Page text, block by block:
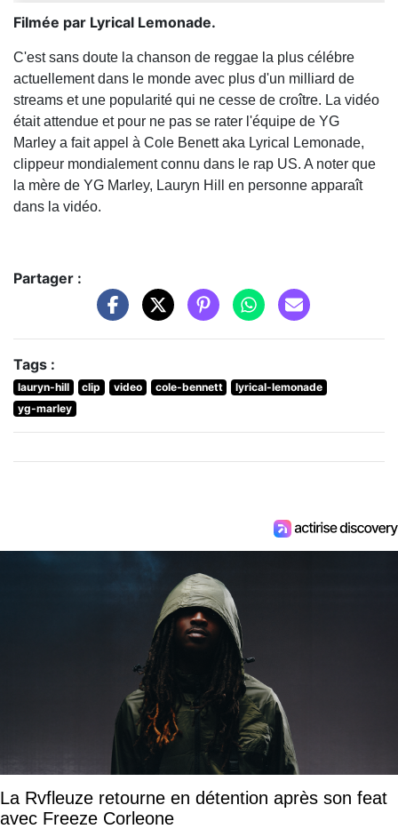
Filmée par Lyrical Lemonade.
C'est sans doute la chanson de reggae la plus célébre
actuellement dans le monde avec plus d'un milliard de
streams et une popularité qui ne cesse de croître. La vidéo
était attendue et pour ne pas se rater l'équipe de YG
Marley a fait appel à Cole Benett aka Lyrical Lemonade,
clippeur mondialement connu dans le rap US. A noter que
la mère de YG Marley, Lauryn Hill en personne apparaît
dans la vidéo.
Partager :
Tags :
lauryn-hill clip video cole-bennett
lyrical-lemonade
yg-marley
La Rvfleuze retourne en détention après son feat
avec Freeze Corleone